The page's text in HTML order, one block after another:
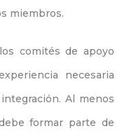
miembros.
comités de apoyo
necesaria
Al menos
formar parte de